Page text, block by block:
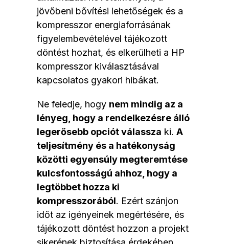
jövőbeni bővítési lehetőségek és a
kompresszor energiaforrásának
figyelembevételével tájékozott
döntést hozhat, és elkerülheti a HP
kompresszor kiválasztásával
kapcsolatos gyakori hibákat.
Ne feledje, hogy nem mindig az a
lényeg, hogy a rendelkezésre álló
legerősebb opciót válassza ki. A
teljesítmény és a hatékonyság
közötti egyensúly megteremtése
kulcsfontosságú ahhoz, hogy a
legtöbbet hozza ki
kompresszorából. Ezért szánjon
időt az igényeinek megértésére, és
tájékozott döntést hozzon a projekt